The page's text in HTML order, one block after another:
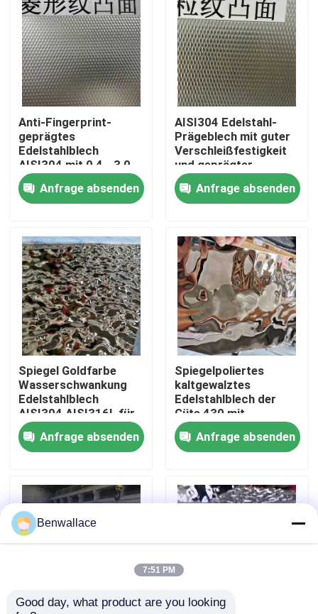
Zu Hause
Produkte
Videos
Über uns
Werksbesichtigung
Qualitätskontrolle
Neuigkeiten
Bitte um ein Angebot
Anti-Fingerprint-
geprägtes
Edelstahlblech
AISI304 mit 0,4 - 3,0
mm Dicke für
architektonische
Anwendungen
Anfrage absenden
AISI304 Edelstahl-
Prägeblech mit guter
Verschleißfestigkeit
und geprägter
Oberfläche für
dekorative
Anwendungen
Anfrage absenden
Spiegel Goldfarbe
Wasserschwankung
Edelstahlblech
AISI304 AISI316L für
Deckendekoration
Anfrage absenden
Spiegelpoliertes
kaltgewalztes
Edelstahlblech der
Güte 430 mit
Wasserwellenmuster
und PVD-Farbe
Anfrage absenden
Benwallace
7:51 PM
Good day, what product are you looking